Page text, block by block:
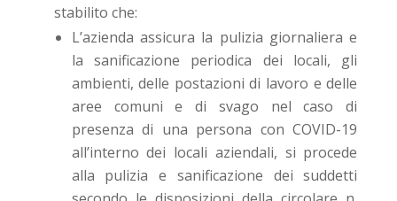
stabilito che:
L’azienda assicura la pulizia giornaliera e
la sanificazione periodica dei locali, gli
ambienti, delle postazioni di lavoro e delle
aree comuni e di svago nel caso di
presenza di una persona con COVID-19
all’interno dei locali aziendali, si procede
alla pulizia e sanificazione dei suddetti